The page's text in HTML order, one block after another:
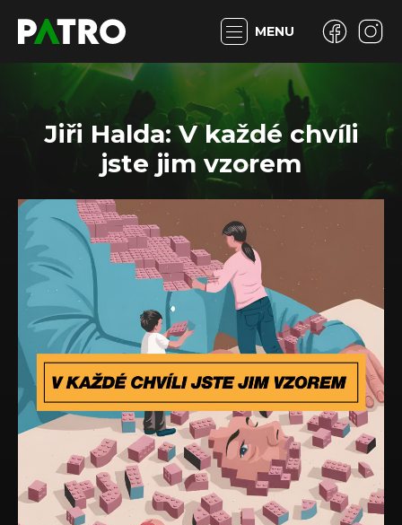
MENU
Jiři Halda: V každé chvíli
jste jim vzorem